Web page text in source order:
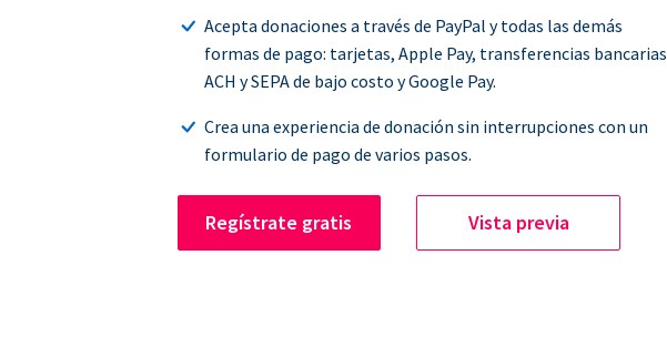
Acepta donaciones a través de PayPal y todas las demás
formas de pago: tarjetas, Apple Pay, transferencias bancarias
ACH y SEPA de bajo costo y Google Pay.
Crea una experiencia de donación sin interrupciones con un
formulario de pago de varios pasos.
Regístrate gratis Vista previa